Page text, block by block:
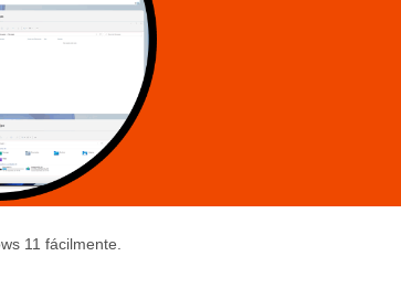
11 fácilmente.